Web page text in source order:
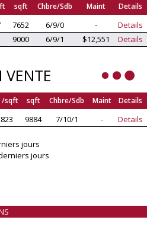
sqft Chbre/Sdb Maint Details
7652 6/9/0 -
Details
9000 6/9/1 $12,551 Details
VENTE
/sqft sqft Chbre/Sdb Maint Details
9884 7/10/1 - Details
jours
jours